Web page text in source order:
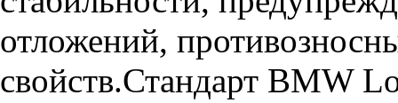
отложений,
свойств.Стандарт BMW